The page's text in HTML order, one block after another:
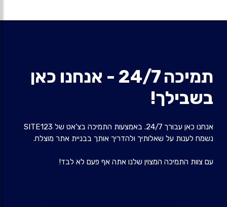
תמיכה 24/7 - אנחנו כאן
בשבילך!
אנחנו כאן עבורך 24/7. באמצעות התמיכה בצ'אט של SITE123
נשמח לענות על שאלותיך ולהדריך אותך בבניית אתר מוצלח.
עם צוות התמיכה המצוין שלנו אתה אף פעם לא לבד!